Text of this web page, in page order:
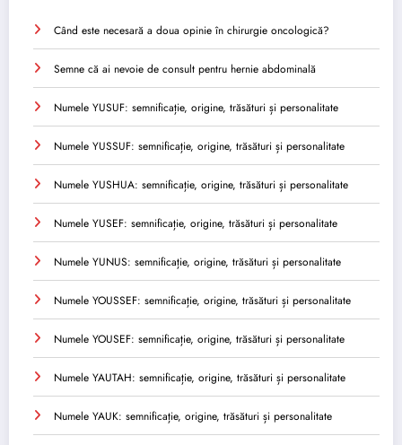
Când este necesară a doua opinie în chirurgie oncologică?
Semne că ai nevoie de consult pentru hernie abdominală
Numele YUSUF: semnificație, origine, trăsături și personalitate
Numele YUSSUF: semnificație, origine, trăsături și personalitate
Numele YUSHUA: semnificație, origine, trăsături și personalitate
Numele YUSEF: semnificație, origine, trăsături și personalitate
Numele YUNUS: semnificație, origine, trăsături și personalitate
Numele YOUSSEF: semnificație, origine, trăsături și personalitate
Numele YOUSEF: semnificație, origine, trăsături și personalitate
Numele YAUTAH: semnificație, origine, trăsături și personalitate
Numele YAUK: semnificație, origine, trăsături și personalitate